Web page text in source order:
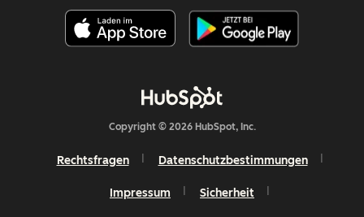
Copyright © 2026 HubSpot, Inc.
Rechtsfragen Datenschutzbestimmungen
Impressum Sicherheit